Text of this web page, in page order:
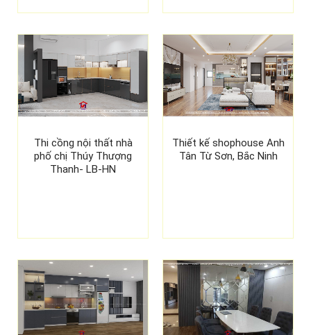
Thi cồng nội thất nhà
phố chị Thúy Thượng
Thanh- LB-HN
Thiết kế shophouse Anh
Tân Từ Sơn, Bắc Ninh